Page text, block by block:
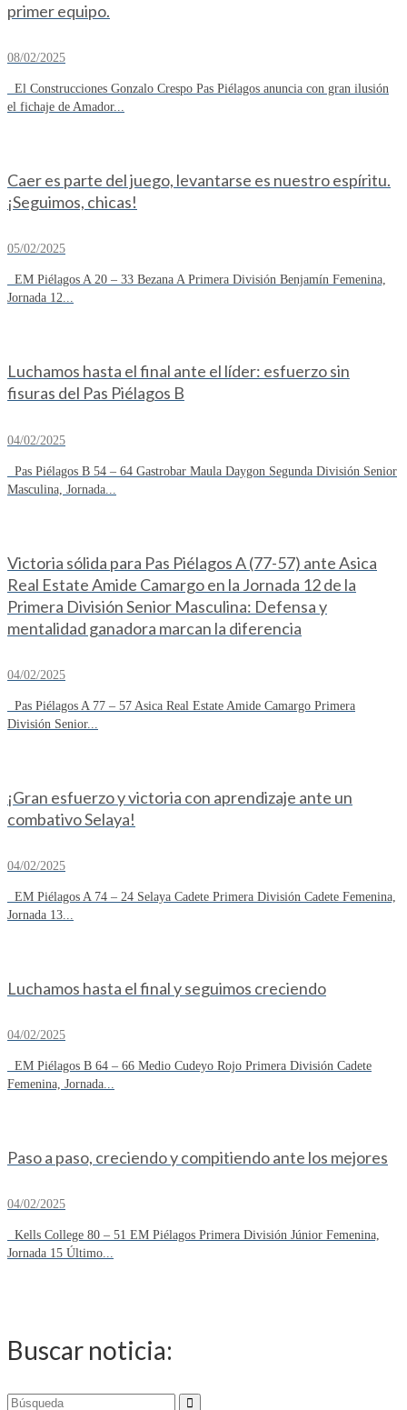
primer equipo.
08/02/2025
El Construcciones Gonzalo Crespo Pas Piélagos anuncia con gran ilusión
el fichaje de Amador...
Caer es parte del juego, levantarse es nuestro espíritu.
¡Seguimos, chicas!
05/02/2025
EM Piélagos A 20 – 33 Bezana A Primera División Benjamín Femenina,
Jornada 12...
Luchamos hasta el final ante el líder: esfuerzo sin
fisuras del Pas Piélagos B
04/02/2025
Pas Piélagos B 54 – 64 Gastrobar Maula Daygon Segunda División Senior
Masculina, Jornada...
Victoria sólida para Pas Piélagos A (77-57) ante Asica
Real Estate Amide Camargo en la Jornada 12 de la
Primera División Senior Masculina: Defensa y
mentalidad ganadora marcan la diferencia
04/02/2025
Pas Piélagos A 77 – 57 Asica Real Estate Amide Camargo Primera
División Senior...
¡Gran esfuerzo y victoria con aprendizaje ante un
combativo Selaya!
04/02/2025
EM Piélagos A 74 – 24 Selaya Cadete Primera División Cadete Femenina,
Jornada 13...
Luchamos hasta el final y seguimos creciendo
04/02/2025
EM Piélagos B 64 – 66 Medio Cudeyo Rojo Primera División Cadete
Femenina, Jornada...
Paso a paso, creciendo y compitiendo ante los mejores
04/02/2025
Kells College 80 – 51 EM Piélagos Primera División Júnior Femenina,
Jornada 15 Último...
Buscar noticia:
Buscar